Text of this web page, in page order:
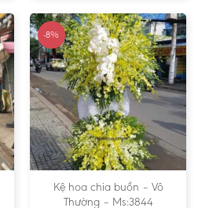
-8%
Kệ hoa chia buồn – Vô
Thường – Ms:3844